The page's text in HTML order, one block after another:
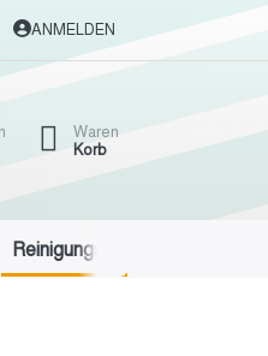
ANMELDEN
Waren
Korb
Reinigungsmittel